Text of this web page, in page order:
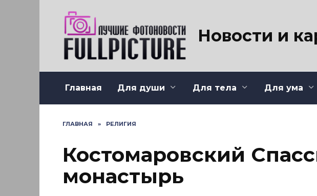
Новости и
Главная Для души Для тела Для ума
ГЛАВНАЯ » РЕЛИГИЯ
Костомаровский
монастырь